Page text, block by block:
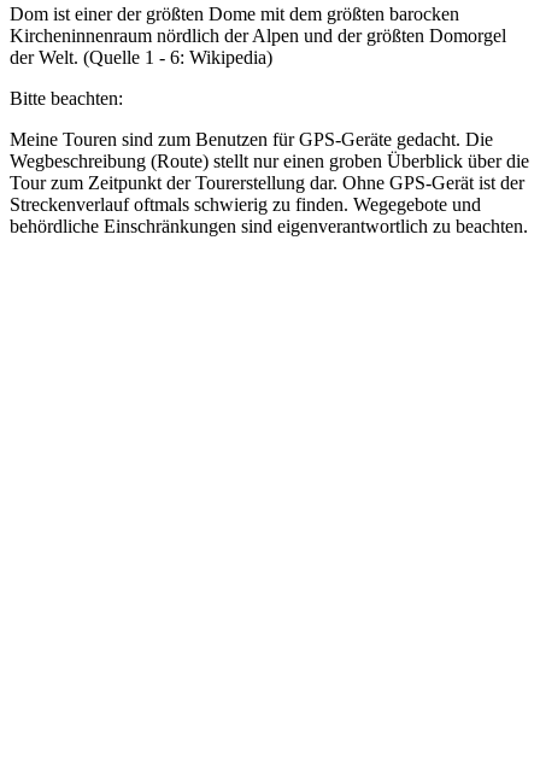
Dom ist einer der größten Dome mit dem größten barocken
Kircheninnenraum nördlich der Alpen und der größten Domorgel
der Welt. (Quelle 1 - 6: Wikipedia)
Bitte beachten:
Meine Touren sind zum Benutzen für GPS-Geräte gedacht. Die
Wegbeschreibung (Route) stellt nur einen groben Überblick über die
Tour zum Zeitpunkt der Tourerstellung dar. Ohne GPS-Gerät ist der
Streckenverlauf oftmals schwierig zu finden. Wegegebote und
behördliche Einschränkungen sind eigenverantwortlich zu beachten.